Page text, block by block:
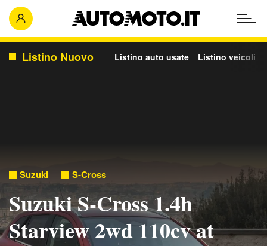
Listino Nuovo Listino auto usate Listino veicoli
Suzuki S-Cross
Suzuki S-Cross 1.4h
Starview 2wd 110cv at